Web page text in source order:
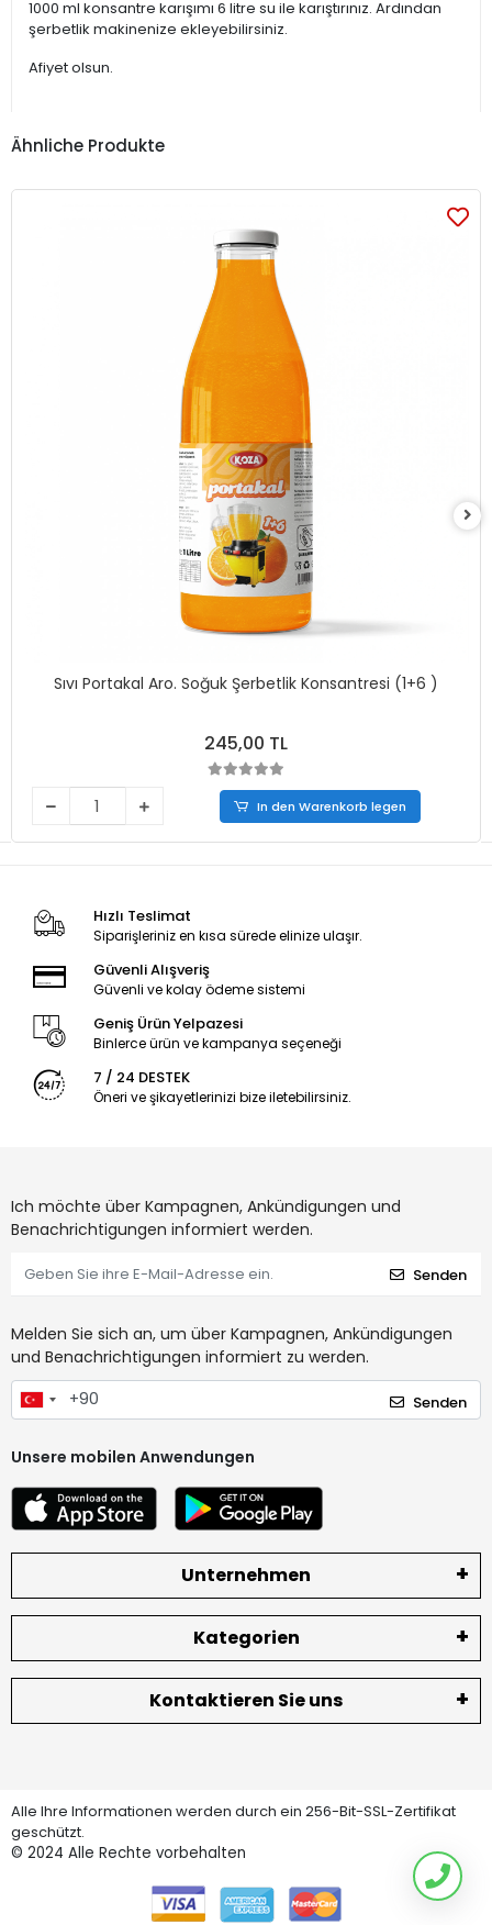
1000 ml konsantre karışımı 6 litre su ile karıştırınız. Ardından
şerbetlik makinenize ekleyebilirsiniz.
Afiyet olsun.
Ähnliche Produkte
Sıvı Portakal Aro. Soğuk Şerbetlik Konsantresi (1+6 )
245,00 TL
In den Warenkorb legen
Hızlı Teslimat
Siparişleriniz en kısa sürede elinize ulaşır.
Güvenli Alışveriş
Güvenli ve kolay ödeme sistemi
Geniş Ürün Yelpazesi
Binlerce ürün ve kampanya seçeneği
7 / 24 DESTEK
Öneri ve şikayetlerinizi bize iletebilirsiniz.
Ich möchte über Kampagnen, Ankündigungen und
Benachrichtigungen informiert werden.
Senden
Melden Sie sich an, um über Kampagnen, Ankündigungen
und Benachrichtigungen informiert zu werden.
Senden
Unsere mobilen Anwendungen
Unternehmen
Kategorien
Kontaktieren Sie uns
Alle Ihre Informationen werden durch ein 256-Bit-SSL-Zertifikat
geschützt.
© 2024 Alle Rechte vorbehalten